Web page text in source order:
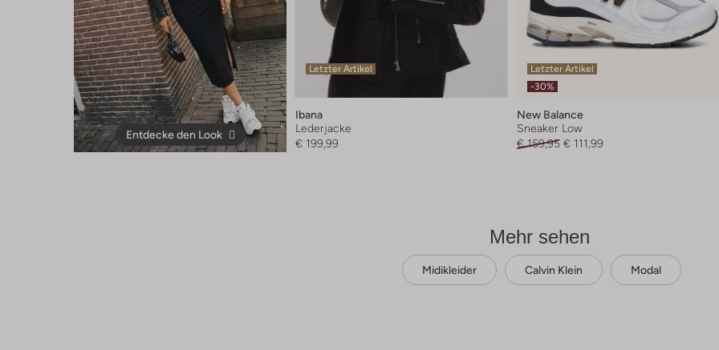
Entdecke den Look
Letzter Artikel
Ibana
Lederjacke
€ 199,99
Letzter Artikel
-30%
New Balance
Sneaker Low
€ 159,95 € 111,99
Mehr sehen
Midikleider Calvin Klein Modal